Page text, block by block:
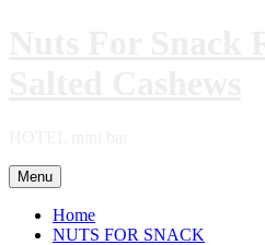
Menu
Home
NUTS FOR SNACK